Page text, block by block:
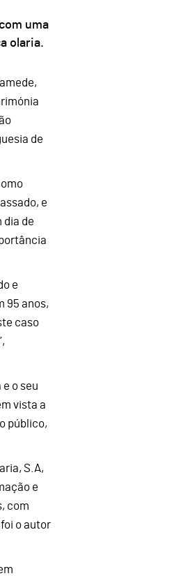
uma
olaria.
de
e
dia de
e
95 anos,
caso
o seu
vista a
público,
S.A,
e
com
o autor